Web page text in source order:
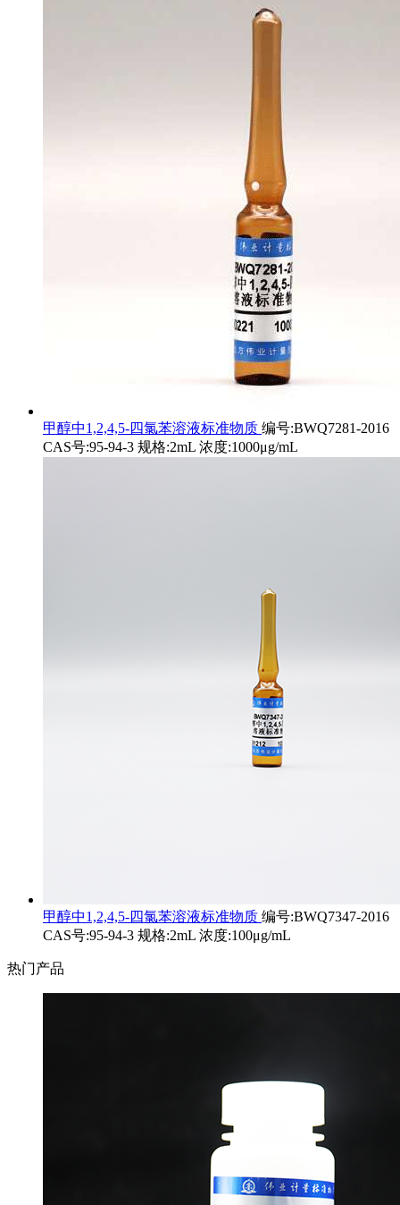
甲醇中1,2,4,5-四氯苯溶液标准物质 编号:BWQ7281-2016
CAS号:95-94-3 规格:2mL 浓度:1000μg/mL
甲醇中1,2,4,5-四氯苯溶液标准物质 编号:BWQ7347-2016
CAS号:95-94-3 规格:2mL 浓度:100μg/mL
热门产品